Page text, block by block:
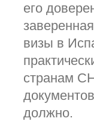
его
визы в
странам
должно.